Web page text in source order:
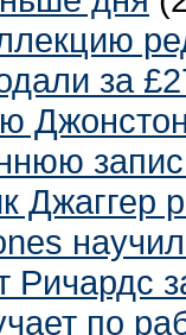
за
Джаггер
Ричардс
по